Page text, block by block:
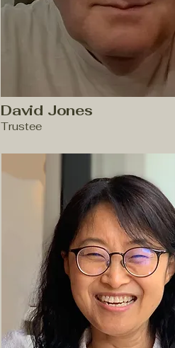
David Jones
Trustee